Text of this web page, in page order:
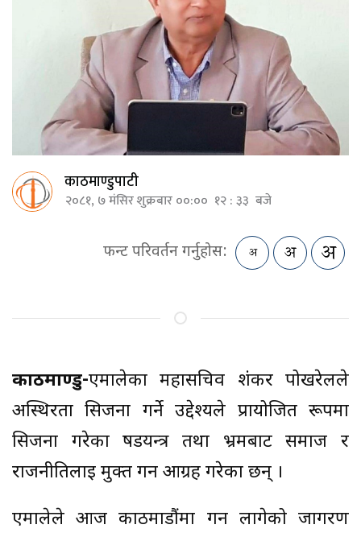
काठमाण्डुपाटी
२०८१, ७ मंसिर शुक्रबार ००:०० १२ : ३३ बजे
फन्ट परिवर्तन गर्नुहोस:
काठमाण्डु-एमालेका महासचिव शंकर पोखरेलले
अस्थिरता सिर्जना गर्ने उद्देश्यले प्रायोजित रूपमा
सिर्जना गरेका षडयन्त्र तथा भ्रमबाट समाज र
राजनीतिलाई मुक्त गर्न आग्रह गरेका छन् ।
एमालेले आज काठमाडौंमा गर्न लागेको जागरण